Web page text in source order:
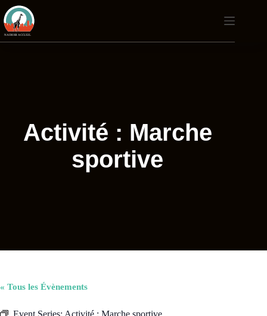
Passer
au
contenu
Activité : Marche
sportive
« Tous les Évènements
Event Series: Activité : Marche sportive